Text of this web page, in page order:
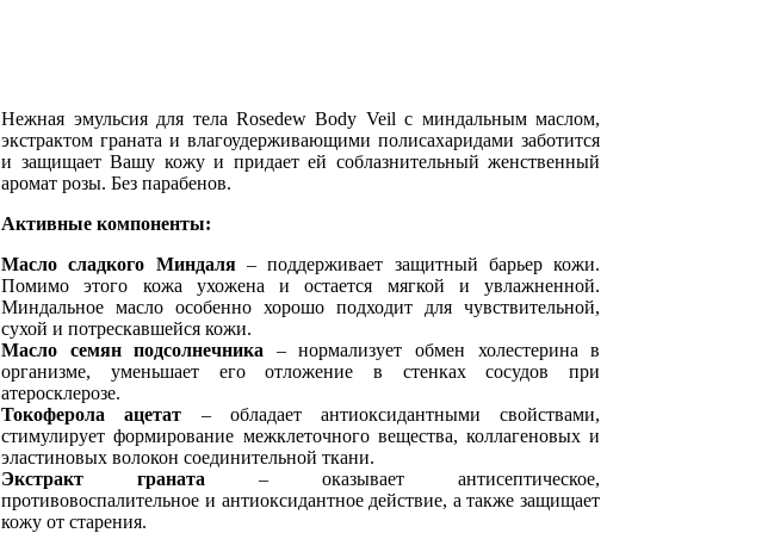
Нежная эмульсия для тела Rosedew Body Veil с миндальным маслом,
экстрактом граната и влагоудерживающими полисахаридами заботится
и защищает Вашу кожу и придает ей соблазнительный женственный
аромат розы. Без парабенов.
Активные компоненты:
Mасло сладкого Mиндаля– поддерживает защитный барьер кожи.
Помимо этого кожа ухожена и остается мягкой и увлажненной.
Миндальное масло особенно хорошо подходит для чувствительной,
сухой и потрескавшейся кожи.
Mасло семян подсолнечника – нормализует обмен холестерина в
организме, уменьшает его отложение в стенках сосудов при
атеросклерозе.
Токоферола ацетат – обладает антиоксидантными свойствами,
стимулирует формирование межклеточного вещества, коллагеновых и
эластиновых волокон соединительной ткани.
Экстракт граната – оказывает антисептическое,
противовоспалительное и антиоксидантное действие, а также защищает
кожу от старения.